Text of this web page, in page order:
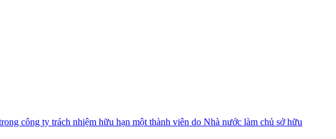
công ty trách nhiệm hữu hạn một thành viên do Nhà nước làm chủ sở hữu